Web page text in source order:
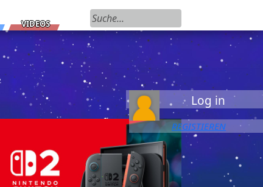
VIDEOS
Suchen nach:
Log in
REGISTIEREN